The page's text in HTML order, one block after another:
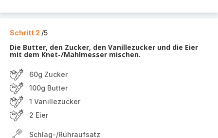
Schritt 2 /5
Die Butter, den Zucker, den Vanillezucker und die Eier
mit dem Knet-/Mahlmesser mischen.
60g Zucker
100g Butter
1 Vanillezucker
2 Eier
Schlag-/Rühraufsatz